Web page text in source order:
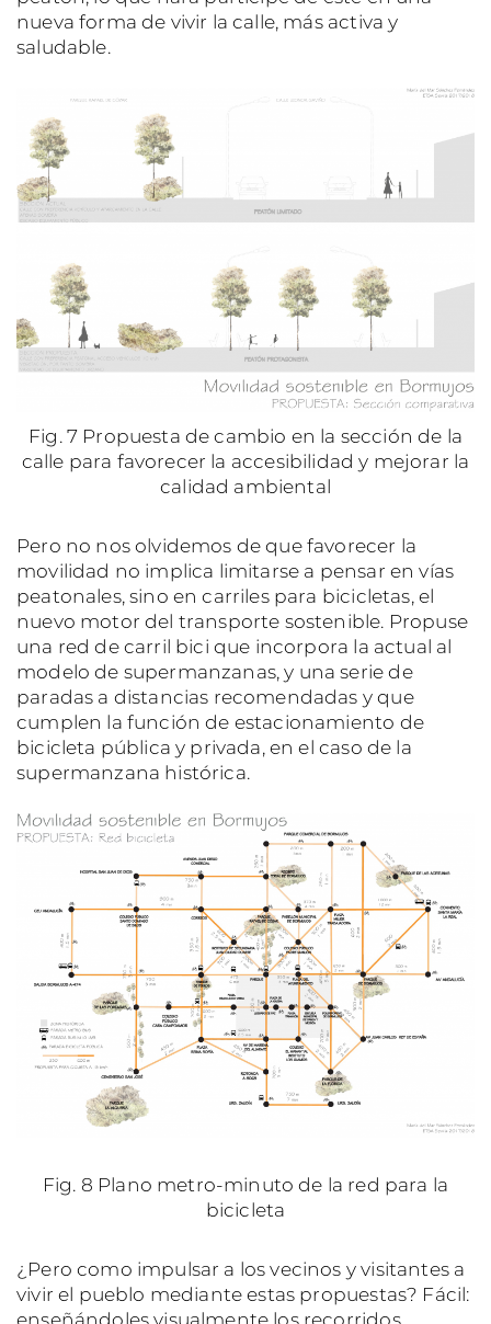
nueva forma de vivir la calle, más activa y
saludable.
Fig. 7 Propuesta de cambio en la sección de la
calle para favorecer la accesibilidad y mejorar la
calidad ambiental
Pero no nos olvidemos de que favorecer la
movilidad no implica limitarse a pensar en vías
peatonales, sino en carriles para bicicletas, el
nuevo motor del transporte sostenible. Propuse
una red de carril bici que incorpora la actual al
modelo de supermanzanas, y una serie de
paradas a distancias recomendadas y que
cumplen la función de estacionamiento de
bicicleta pública y privada, en el caso de la
supermanzana histórica.
Fig. 8 Plano metro-minuto de la red para la
bicicleta
¿Pero como impulsar a los vecinos y visitantes a
vivir el pueblo mediante estas propuestas? Fácil:
enseñándoles visualmente los recorridos